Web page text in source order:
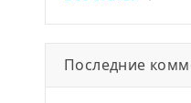
Последние